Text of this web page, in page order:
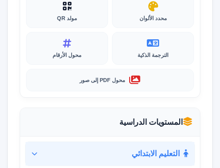
محدد الألوان مولد QR
الترجمة الذكية محول الأرقام
محول PDF إلى صور
المستويات الدراسية
التعليم الابتدائي